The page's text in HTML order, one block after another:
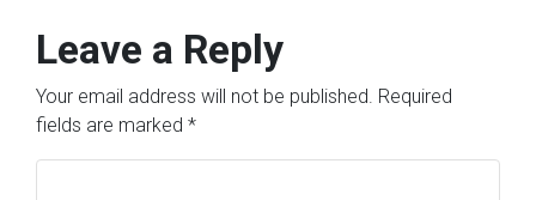
Leave a Reply
Your email address will not be published. Required
fields are marked *